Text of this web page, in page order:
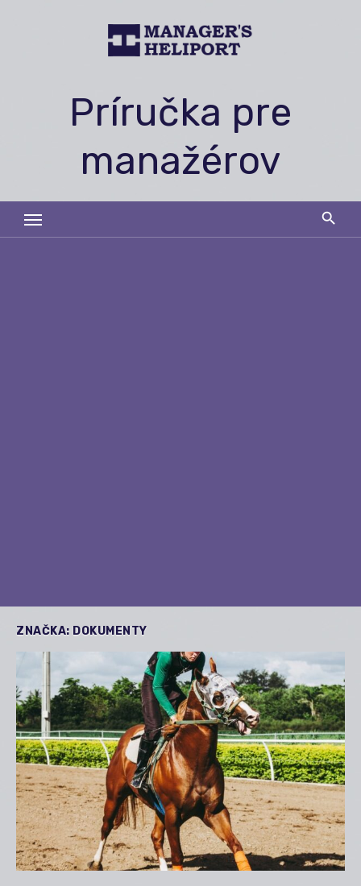
Príručka pre
manažérov
ZNAČKA: DOKUMENTY